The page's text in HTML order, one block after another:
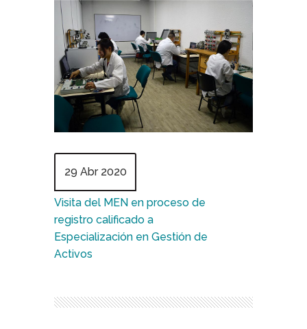
29 Abr 2020
Visita del MEN en proceso de
registro calificado a
Especialización en Gestión de
Activos